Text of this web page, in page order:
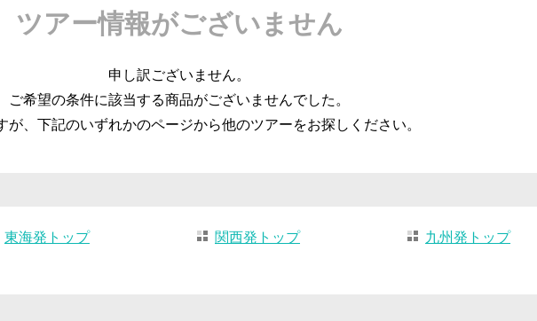
ツアー情報がございません
申し訳ございません。
ご希望の条件に該当する商品がございませんでした。
が、下記のいずれかのページから他のツアーをお探しください。
東海発トップ 関西発トップ 九州発トップ